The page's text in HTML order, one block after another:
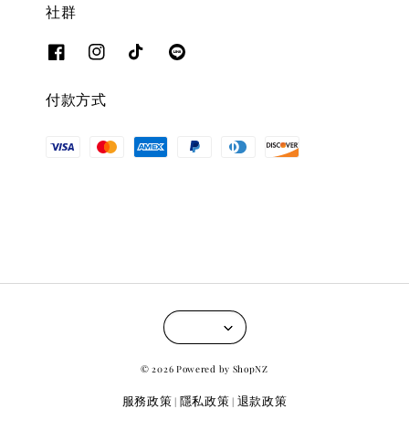
社群
付款方式
© 2026 Powered by ShopNZ
服務政策 | 隱私政策 | 退款政策